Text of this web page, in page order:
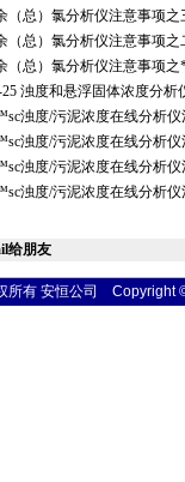
（总）氯分析仪注意事项之
（总）氯分析仪注意事项之
（总）氯分析仪注意事项之
浊度和悬浮固体浓度分析
浊度/污泥浓度在线分析仪
浊度/污泥浓度在线分析仪
浊度/污泥浓度在线分析仪
浊度/污泥浓度在线分析仪
给朋友
所有 安恒公司 Copyright